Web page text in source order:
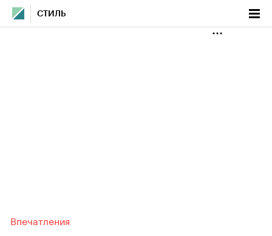
СТИЛЬ
Впечатления